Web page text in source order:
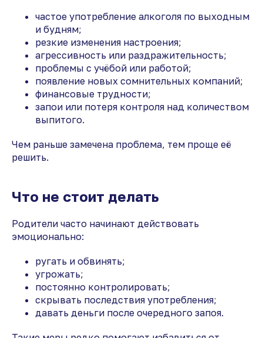
частое употребление алкоголя по выходным
и будням;
резкие изменения настроения;
агрессивность или раздражительность;
проблемы с учёбой или работой;
появление новых сомнительных компаний;
финансовые трудности;
запои или потеря контроля над количеством
выпитого.
Чем раньше замечена проблема, тем проще её
решить.
Что не стоит делать
Родители часто начинают действовать
эмоционально:
ругать и обвинять;
угрожать;
постоянно контролировать;
скрывать последствия употребления;
давать деньги после очередного запоя.